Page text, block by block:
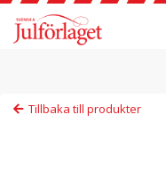
Tillbaka till produkter